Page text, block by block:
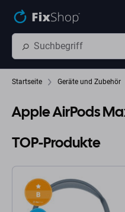
Startseite Geräte und Zubehör
Apple AirPods
TOP-Produkte